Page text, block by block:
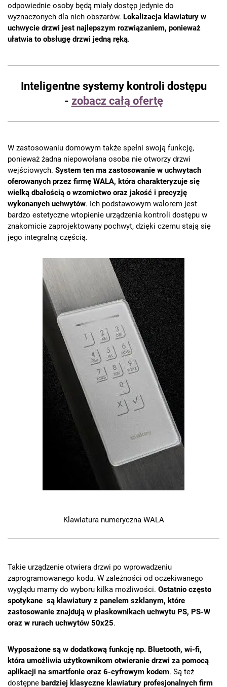
odpowiednie osoby będą miały dostęp jedynie do
wyznaczonych dla nich obszarów. Lokalizacja klawiatury w
uchwycie drzwi jest najlepszym rozwiązaniem, ponieważ
ułatwia to obsługę drzwi jedną ręką.
Inteligentne systemy kontroli dostępu
- zobacz całą ofertę
W zastosowaniu domowym także spełni swoją funkcję,
ponieważ żadna niepowołana osoba nie otworzy drzwi
wejściowych. System ten ma zastosowanie w uchwytach
oferowanych przez firmę WALA, która charakteryzuje się
wielką dbałością o wzornictwo oraz jakość i precyzję
wykonanych uchwytów. Ich podstawowym walorem jest
bardzo estetyczne wtopienie urządzenia kontroli dostępu w
znakomicie zaprojektowany pochwyt, dzięki czemu stają się
jego integralną częścią.
Klawiatura numeryczna WALA
Takie urządzenie otwiera drzwi po wprowadzeniu
zaprogramowanego kodu. W zależności od oczekiwanego
wyglądu mamy do wyboru kilka możliwości. Ostatnio często
spotykane są klawiatury z panelem szklanym, które
zastosowanie znajdują w płaskownikach uchwytu PS, PS-W
oraz w rurach uchwytów 50x25.
Wyposażone są w dodatkową funkcję np. Bluetooth, wi-fi,
która umożliwia użytkownikom otwieranie drzwi za pomocą
aplikacji na smartfonie oraz 6-cyfrowym kodem. Są też
dostępne bardziej klasyczne klawiatury profesjonalnych firm